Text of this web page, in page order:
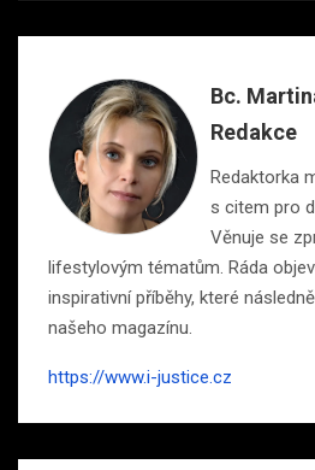
Bc.
Redakce
Redaktorka
s citem pro
Věnuje se
lifestylovým tématům. Ráda
inspirativní příběhy, které
našeho magazínu.
https://www.i-justice.cz